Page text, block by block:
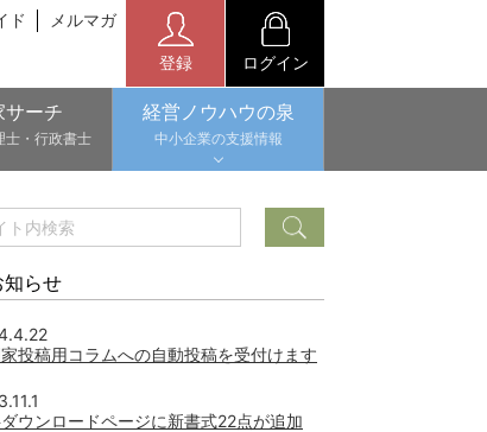
ド メルマガ
登録 ログイン
サーチ
士・行政書士
経営ノウハウの泉
中小企業の支援情報
知らせ
投稿用コラムへの自動投稿を受付けます
ウンロードページに新書式22点が追加